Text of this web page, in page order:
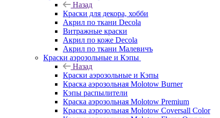
Назад
Краски для декора, хобби
Акрил по ткани Decola
Витражные краски
Акрил по коже Decola
Акрил по ткани Малевичъ
Краски аэрозольные и Кэпы
Назад
Краски аэрозольные и Кэпы
Краска аэрозольная Molotow Burner
Кэпы распылители
Краска аэрозольная Molotow Premium
Краска аэрозольная Molotow Coversall Color